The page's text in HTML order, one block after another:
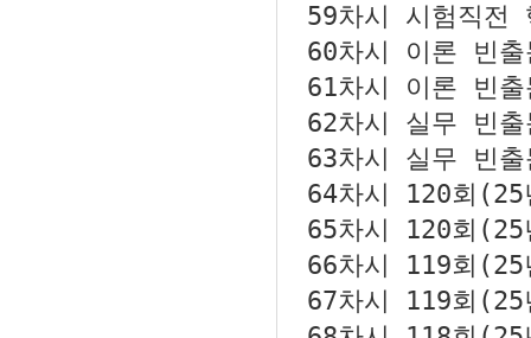
59차시
시험직전
60차시
이론 빈
61차시
이론 빈
62차시
실무 빈
63차시
실무 빈
64차시
120회
65차시
120회
66차시
119회
67차시
119회